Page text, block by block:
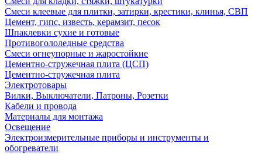
Смеси клеевые для плитки, затирки, крестики, клинья, СВП
Цемент, гипс, известь, керамзит, песок
Шпаклевки сухие и готовые
Противогололедные средства
Смеси огнеупорные и жаростойкие
Цементно-стружечная плита (ЦСП)
Цементно-стружечная плита
Электротовары
Вилки, Выключатели, Патроны, Розетки
Кабели и провода
Материалы для монтажа
Освещение
Электроизмерительные приборы и инструменты и
обогреватели